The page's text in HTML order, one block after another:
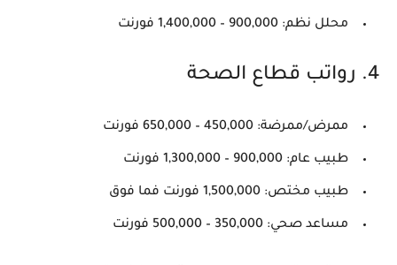
محلل نظم: 900,000 – 1,400,000 فورنت
4. رواتب قطاع الصحة
ممرض/ممرضة: 450,000 – 650,000 فورنت
طبيب عام: 900,000 – 1,300,000 فورنت
طبيب مختص: 1,500,000 فورنت فما فوق
مساعد صحي: 350,000 – 500,000 فورنت